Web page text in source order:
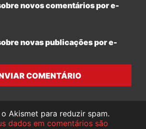
novos comentários por e-
novas publicações por e-
COMENTÁRIO
Akismet para reduzir spam.
dados em comentários são